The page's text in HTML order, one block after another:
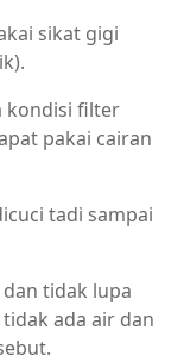
sikat gigi
kondisi filter
pakai cairan
tadi sampai
tidak lupa
ada air dan